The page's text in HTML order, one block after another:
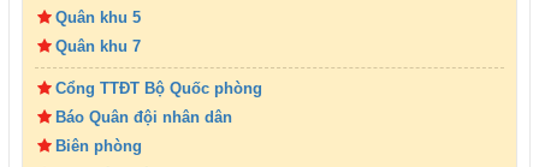
Quân khu 5
Quân khu 7
Cổng TTĐT Bộ Quốc phòng
Báo Quân đội nhân dân
Biên phòng